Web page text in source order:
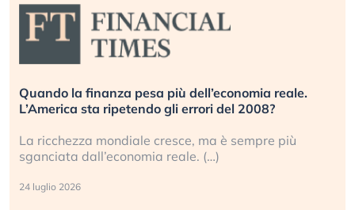
Quando la finanza pesa più dell’economia reale.
L’America sta ripetendo gli errori del 2008?
La ricchezza mondiale cresce, ma è sempre più
sganciata dall’economia reale. (…)
24 luglio 2026